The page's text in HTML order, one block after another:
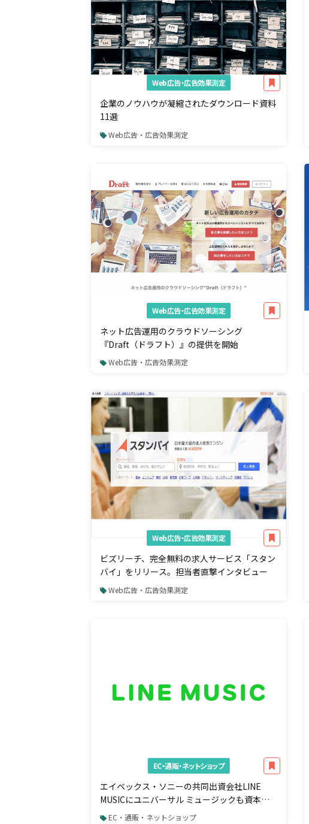
Web広告・広告効果測定
企業のノウハウが凝縮されたダウンロード資料
11選
Web広告・広告効果測定
Web広告・広告効果測定
ネット広告運用のクラウドソーシング
『Draft（ドラフト）』の提供を開始
Web広告・広告効果測定
Web広告・広告効果測定
ビズリーチ、完全無料の求人サービス「スタン
バイ」をリリース。担当者直撃インタビュー
Web広告・広告効果測定
EC・通販・ネットショップ
エイベックス・ソニーの共同出資会社LINE
MUSICにユニバーサル ミュージックも資本参
加 EC・通販・ネットショップ